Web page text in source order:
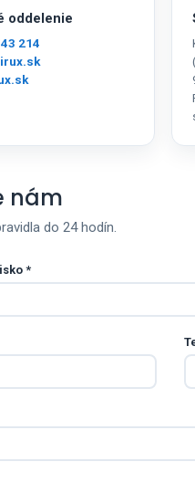
oddelenie
214
nám
do 24 hodín.
*